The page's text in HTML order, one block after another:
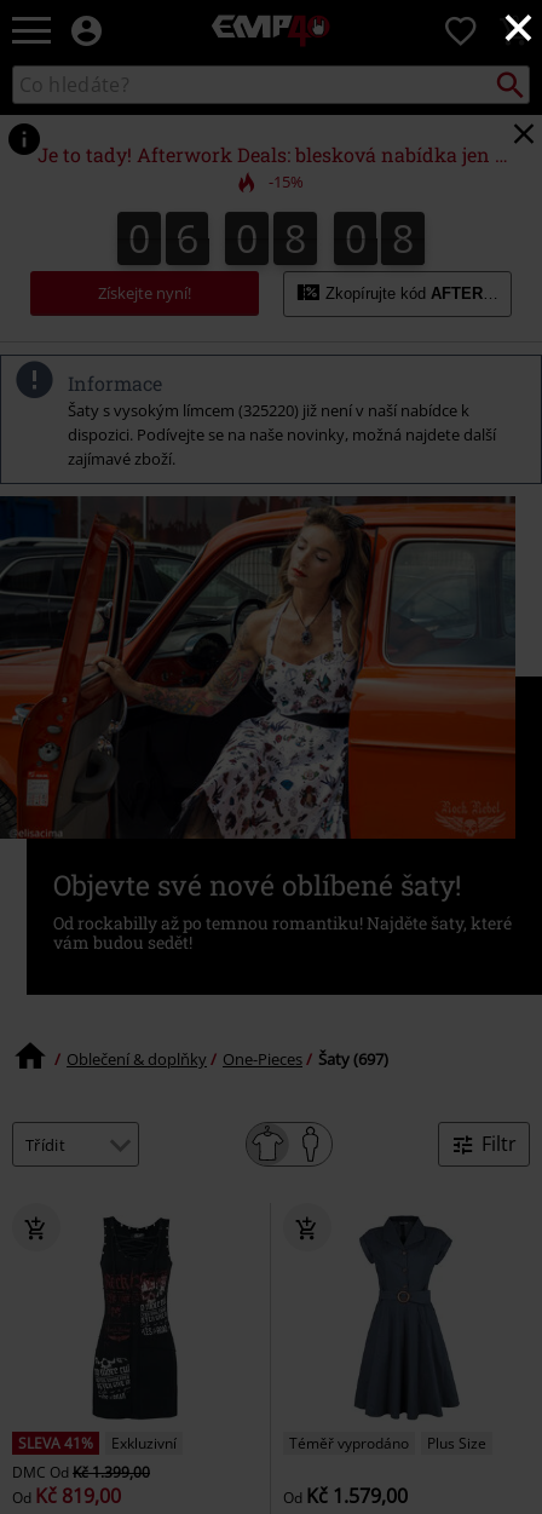
×
EMP
Hudba,
filmy
&
seriály,
Merch
pro
hráče,
Alternativní
móda
0
Katalog
vyhledávání
Je to tady! Afterwork Deals: blesková nabídka jen do půlnoci!
-15%
0
0 6
6 0
0 8
8 0
1
0 6
7
6
8
7
Získejte nyní! Zkopírujte kód AFTERWORK
Informace
Šaty s vysokým límcem (325220) již není v naší nabídce k
dispozici. Podívejte se na naše novinky, možná najdete další
zajímavé zboží.
Objevte své nové oblíbené šaty!
Od rockabilly až po temnou romantiku! Najděte šaty, které
vám budou sedět!
Oblečení & doplňky One-Pieces Šaty (697)
Filtr
SLEVA 41%
Exkluzivní
DMC Od Kč 1.399,00
Od Kč 819,00
Téměř vyprodáno Plus Size
Od Kč 1.579,00